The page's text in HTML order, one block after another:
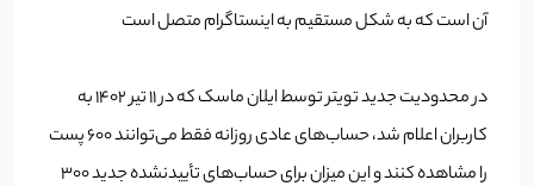
آن است که به شکل مستقیم به اینستاگرام متصل است
در محدودیت جدید تویتر توسط ایلان ماسک که در ۱۱ تیر ۱۴۰۲ به
کاربران اعلام شد، حساب‌های عادی روزانه فقط می‌توانند 600 پست
را مشاهده کنند و این میزان برای حساب‌های تأیید‌نشده جدید 300